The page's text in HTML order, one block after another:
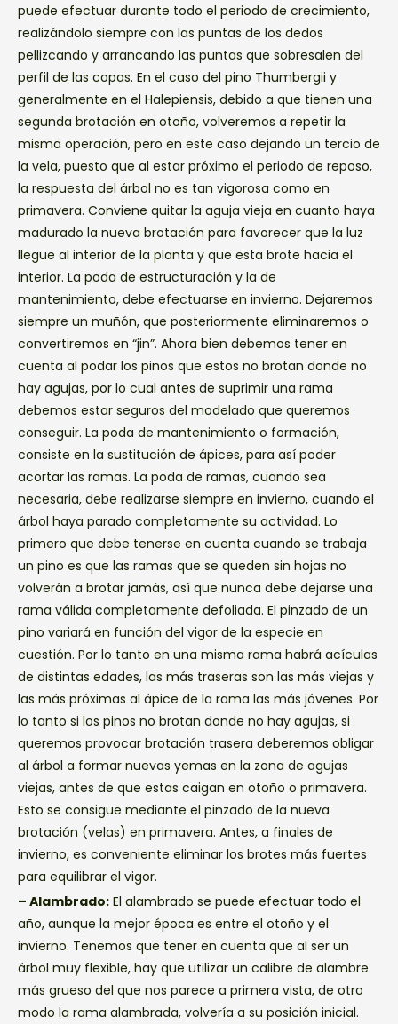
puede efectuar durante todo el periodo de crecimiento,
realizándolo siempre con las puntas de los dedos
pellizcando y arrancando las puntas que sobresalen del
perfil de las copas. En el caso del pino Thumbergii y
generalmente en el Halepiensis, debido a que tienen una
segunda brotación en otoño, volveremos a repetir la
misma operación, pero en este caso dejando un tercio de
la vela, puesto que al estar próximo el periodo de reposo,
la respuesta del árbol no es tan vigorosa como en
primavera. Conviene quitar la aguja vieja en cuanto haya
madurado la nueva brotación para favorecer que la luz
llegue al interior de la planta y que esta brote hacia el
interior. La poda de estructuración y la de
mantenimiento, debe efectuarse en invierno. Dejaremos
siempre un muñón, que posteriormente eliminaremos o
convertiremos en “jin”. Ahora bien debemos tener en
cuenta al podar los pinos que estos no brotan donde no
hay agujas, por lo cual antes de suprimir una rama
debemos estar seguros del modelado que queremos
conseguir. La poda de mantenimiento o formación,
consiste en la sustitución de ápices, para así poder
acortar las ramas. La poda de ramas, cuando sea
necesaria, debe realizarse siempre en invierno, cuando el
árbol haya parado completamente su actividad. Lo
primero que debe tenerse en cuenta cuando se trabaja
un pino es que las ramas que se queden sin hojas no
volverán a brotar jamás, así que nunca debe dejarse una
rama válida completamente defoliada. El pinzado de un
pino variará en función del vigor de la especie en
cuestión. Por lo tanto en una misma rama habrá acículas
de distintas edades, las más traseras son las más viejas y
las más próximas al ápice de la rama las más jóvenes. Por
lo tanto si los pinos no brotan donde no hay agujas, si
queremos provocar brotación trasera deberemos obligar
al árbol a formar nuevas yemas en la zona de agujas
viejas, antes de que estas caigan en otoño o primavera.
Esto se consigue mediante el pinzado de la nueva
brotación (velas) en primavera. Antes, a finales de
invierno, es conveniente eliminar los brotes más fuertes
para equilibrar el vigor.
– Alambrado: El alambrado se puede efectuar todo el
año, aunque la mejor época es entre el otoño y el
invierno. Tenemos que tener en cuenta que al ser un
árbol muy flexible, hay que utilizar un calibre de alambre
más grueso del que nos parece a primera vista, de otro
modo la rama alambrada, volvería a su posición inicial.